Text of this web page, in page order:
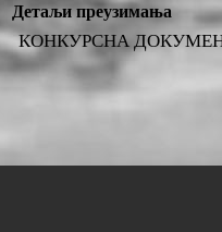
Детаљи преузимања
КОНКУРСНА